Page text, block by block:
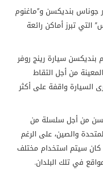
جوناس بنديكسن و”ماغنوم
التي تبرز أماكن رائعة
بنديكسن سيارة رينج روفر
من أجل التقاط
السيارة واقفة على أكثر
من أجل سلسلة من
والصين، على الرغم
كان سيتم استخدام مختلف
في تلك البلدان.